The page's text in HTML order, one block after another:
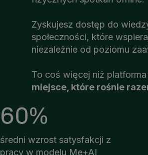
Zyskujesz dostęp do
społeczności, które
niezależnie od poziomu
To coś więcej niż
miejsce, które rośnie
60%
średni wzrost satysfakcji z
pracy w modelu Me+AI